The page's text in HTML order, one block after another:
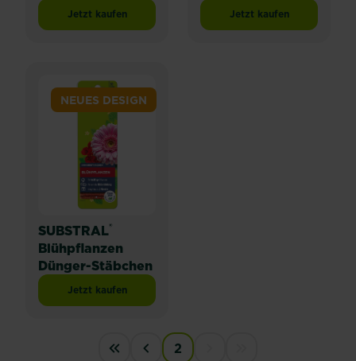
Jetzt kaufenSUBSTRAL® Naturen® Meine Pflanzen Power-
Jetzt kaufenSUBSTRAL®
SUBSTRAL®
Blühpflanzen
Dünger-Stäbchen
Jetzt kaufenSUBSTRAL® Blühpflanzen Dünger-Stäbchen
NEUES DESIGN
PAGINATION
2